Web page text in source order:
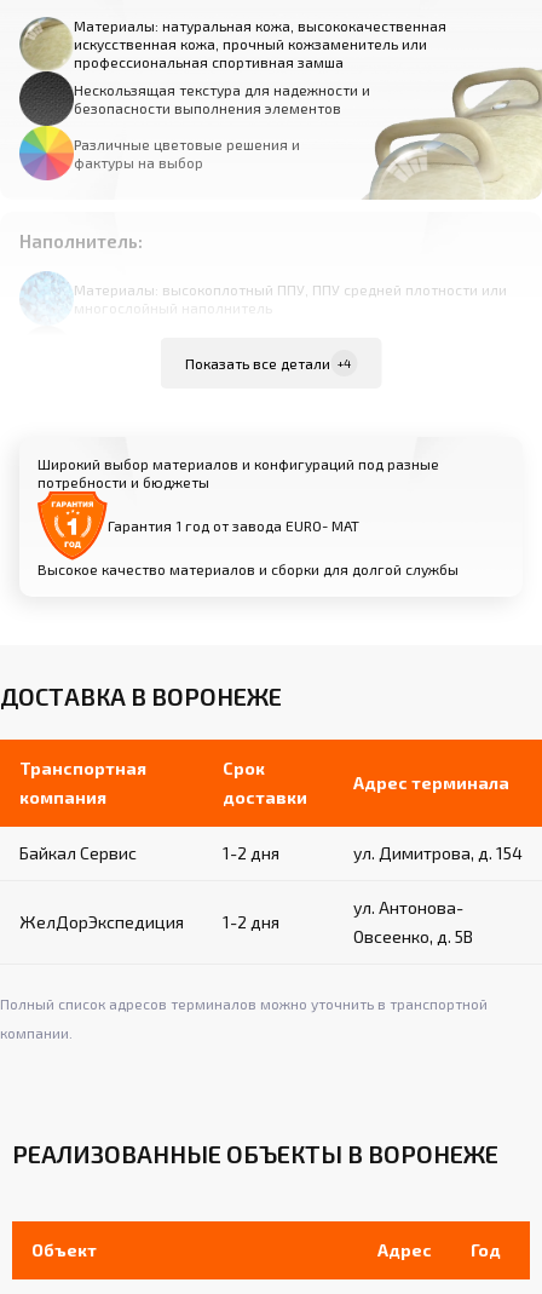
Материалы: натуральная кожа, высококачественная
искусственная кожа, прочный кожзаменитель или
профессиональная спортивная замша
Нескользящая текстура для надежности и
безопасности выполнения элементов
Различные цветовые решения и
фактуры на выбор
Наполнитель:
Материалы: высокоплотный ППУ, ППУ средней плотности или
многослойный наполнитель
нагрузки на суставы
Регулировка высоты для идеальной
Нескользящие резиновые наконечники
для устойчивости и защиты напольного
покрытия
Фиксация осуществляется с помощью
талрепа и цепи
Показать все детали +4
Широкий выбор материалов и конфигураций под разные
потребности и бюджеты
Гарантия 1 год от завода EURO- МАТ
Высокое качество материалов и сборки для долгой службы
ДОСТАВКА В ВОРОНЕЖЕ
Транспортная
компания
Срок
доставки
Адрес терминала
Байкал Сервис 1-2 дня ул. Димитрова, д. 154
ЖелДорЭкспедиция 1-2 дня
ул. Антонова-
Овсеенко, д. 5В
Полный список адресов терминалов можно уточнить в транспортной
компании.
РЕАЛИЗОВАННЫЕ ОБЪЕКТЫ В ВОРОНЕЖЕ
Объект Адрес Год